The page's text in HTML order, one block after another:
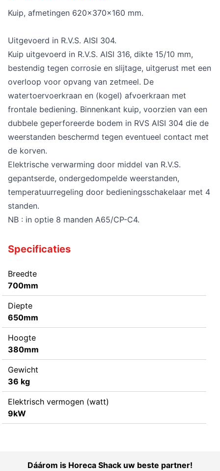
Kuip, afmetingen 620x370x160 mm.
Uitgevoerd in R.V.S. AISI 304.
Kuip uitgevoerd in R.V.S. AISI 316, dikte 15/10 mm,
bestendig tegen corrosie en slijtage, uitgerust met een
overloop voor opvang van zetmeel. De
watertoervoerkraan en (kogel) afvoerkraan met
frontale bediening. Binnenkant kuip, voorzien van een
dubbele geperforeerde bodem in RVS AISI 304 die de
weerstanden beschermd tegen eventueel contact met
de korven.
Elektrische verwarming door middel van R.V.S.
gepantserde, ondergedompelde weerstanden,
temperatuurregeling door bedieningsschakelaar met 4
standen.
NB : in optie 8 manden A65/CP-C4.
Specificaties
Breedte
700mm
Diepte
650mm
Hoogte
380mm
Gewicht
36 kg
Elektrisch vermogen (watt)
9kW
Dáárom is Horeca Shack uw beste partner!